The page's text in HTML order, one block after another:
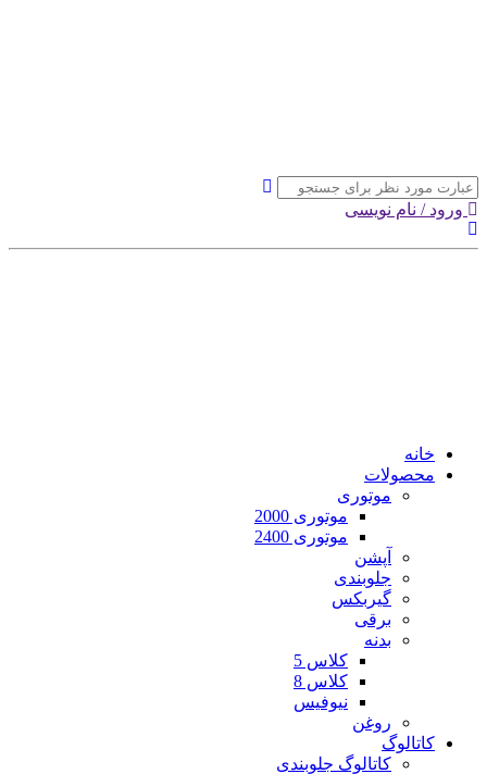
ورود / نام نویسی
خانه
محصولات
موتوری
موتوری 2000
موتوری 2400
آپشن
جلوبندی
گیربکس
برقی
بدنه
کلاس 5
کلاس 8
نیوفیس
روغن
کاتالوگ
کاتالوگ جلوبندی